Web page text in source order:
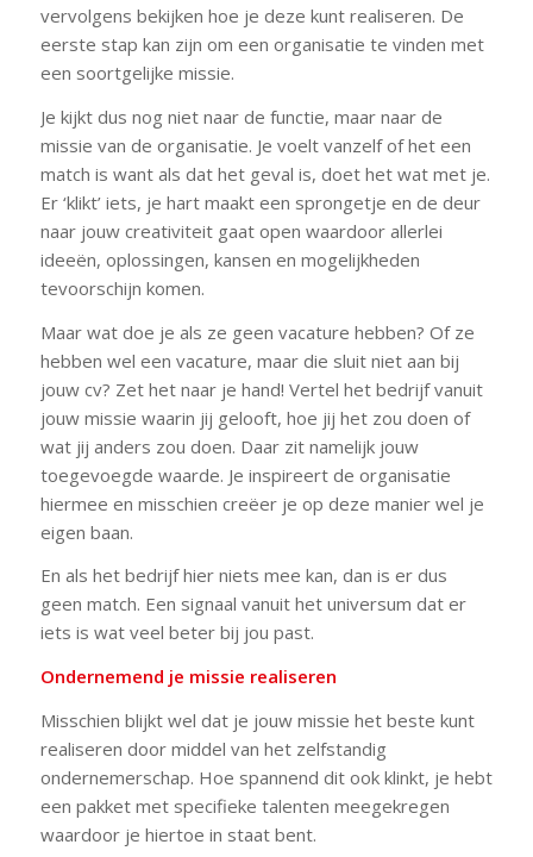
vervolgens bekijken hoe je deze kunt realiseren. De
eerste stap kan zijn om een organisatie te vinden met
een soortgelijke missie.
Je kijkt dus nog niet naar de functie, maar naar de
missie van de organisatie. Je voelt vanzelf of het een
match is want als dat het geval is, doet het wat met je.
Er ‘klikt’ iets, je hart maakt een sprongetje en de deur
naar jouw creativiteit gaat open waardoor allerlei
ideeën, oplossingen, kansen en mogelijkheden
tevoorschijn komen.
Maar wat doe je als ze geen vacature hebben? Of ze
hebben wel een vacature, maar die sluit niet aan bij
jouw cv? Zet het naar je hand! Vertel het bedrijf vanuit
jouw missie waarin jij gelooft, hoe jij het zou doen of
wat jij anders zou doen. Daar zit namelijk jouw
toegevoegde waarde. Je inspireert de organisatie
hiermee en misschien creëer je op deze manier wel je
eigen baan.
En als het bedrijf hier niets mee kan, dan is er dus
geen match. Een signaal vanuit het universum dat er
iets is wat veel beter bij jou past.
Ondernemend je missie realiseren
Misschien blijkt wel dat je jouw missie het beste kunt
realiseren door middel van het zelfstandig
ondernemerschap. Hoe spannend dit ook klinkt, je hebt
een pakket met specifieke talenten meegekregen
waardoor je hiertoe in staat bent.